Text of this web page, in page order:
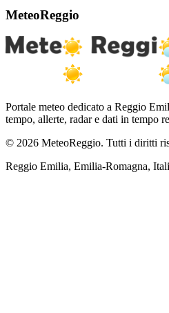
MeteoReggio
Portale meteo dedicato a Reggio
tempo, allerte, radar e dati in tempo
© 2026 MeteoReggio. Tutti i diritti
Reggio Emilia, Emilia-Romagna,